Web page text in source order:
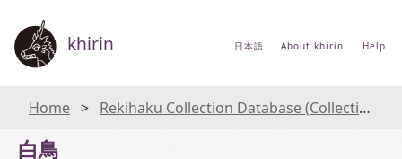
khirin 日本語 About khirin Help
Home Rekihaku Collection Database (Collections Database of the National Museum of Japanese History)
白鳥